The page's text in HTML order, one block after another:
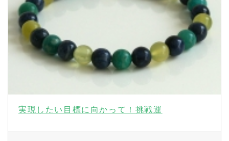
実現したい目標に向かって！挑戦運